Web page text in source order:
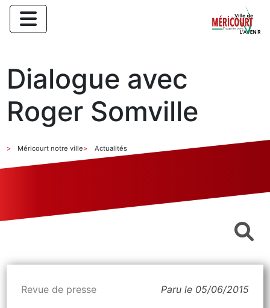
Dialogue avec
Roger Somville
Méricourt notre ville Actualités
Revue de presse Paru le 05/06/2015